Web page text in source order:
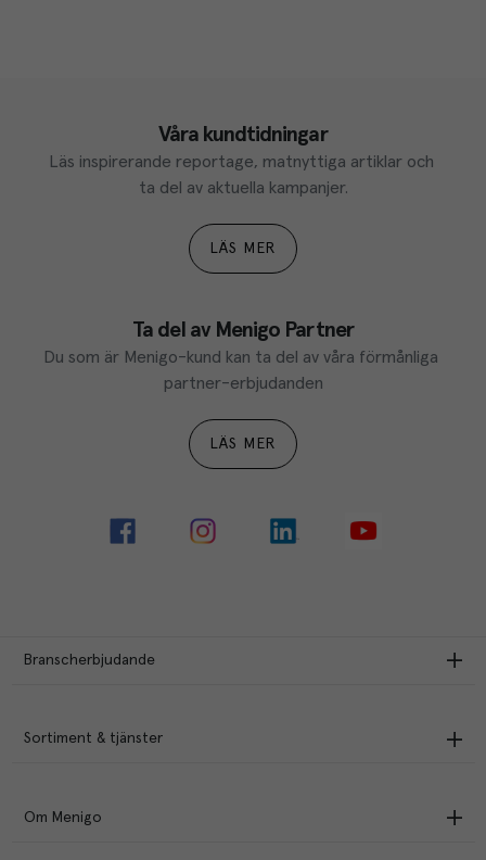
Våra kundtidningar
Läs inspirerande reportage, matnyttiga artiklar och
ta del av aktuella kampanjer.
LÄS MER
Ta del av Menigo Partner
Du som är Menigo-kund kan ta del av våra förmånliga
partner-erbjudanden
LÄS MER
Branscherbjudande
Sortiment & tjänster
Om Menigo